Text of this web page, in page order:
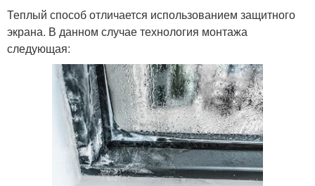
Теплый способ отличается использованием защитного
экрана. В данном случае технология монтажа
следующая: